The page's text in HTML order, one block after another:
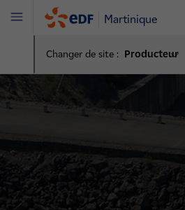
Martinique
Changer de site : Producteur
Menu